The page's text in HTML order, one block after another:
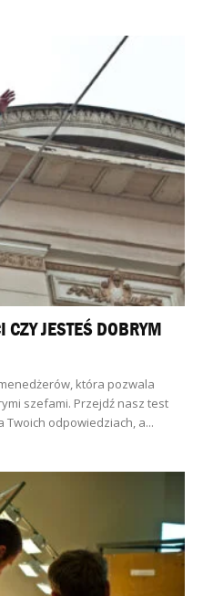
JESTEŚ DOBRYM
która pozwala
szefami. Przejdź nasz test
Twoich odpowiedziach, a...